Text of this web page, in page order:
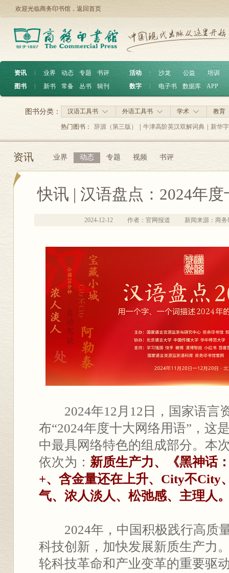
欢迎光临商务印书馆， 返回首页
资讯 ︱ 业界 动态 专题
书评
图书
︱ 新书 常备 丛书 辑刊
活动 沙龙 公益
培训
数字
电子书 数据库 APP
汉语工具书 外语工具书 学术 教育
图书分类：
热门图书： 辞源（第三版） 牛津高阶英汉双解词典 新华
资讯 业界 动态 专题 视频 书评
快讯 | 汉语盘点：2024年
2024-12-12 作者：官网报道 新闻来源：商务
2024年12月12日，国家语言
布“2024年度⼗⼤⽹络⽤语”，这
中最具网络特色的组成部分。本
依次为： 新质生产力、《黑神话
+、含金量还在上升、City不City
气、浓人淡人、松弛感、主理人
2024年，中国积极践行高质
科技创新，加快发展新质生产力
轮科技革命和产业变革的重要驱